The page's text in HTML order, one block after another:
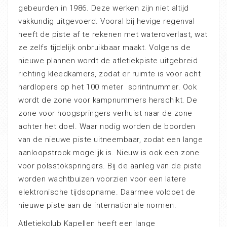
gebeurden in 1986. Deze werken zijn niet altijd
vakkundig uitgevoerd. Vooral bij hevige regenval
heeft de piste af te rekenen met wateroverlast, wat
ze zelfs tijdelijk onbruikbaar maakt. Volgens de
nieuwe plannen wordt de atletiekpiste uitgebreid
richting kleedkamers, zodat er ruimte is voor acht
hardlopers op het 100 meter sprintnummer. Ook
wordt de zone voor kampnummers herschikt. De
zone voor hoogspringers verhuist naar de zone
achter het doel. Waar nodig worden de boorden
van de nieuwe piste uitneembaar, zodat een lange
aanloopstrook mogelijk is. Nieuw is ook een zone
voor polsstokspringers. Bij de aanleg van de piste
worden wachtbuizen voorzien voor een latere
elektronische tijdsopname. Daarmee voldoet de
nieuwe piste aan de internationale normen.
Atletiekclub Kapellen heeft een lange